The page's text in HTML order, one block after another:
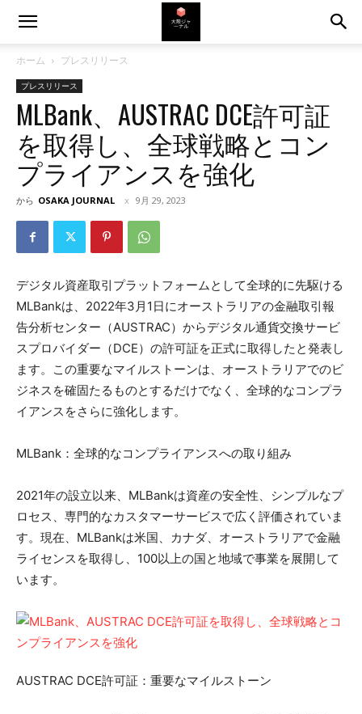
ホーム プレスリリース
プレスリリース
MLBank、AUSTRAC DCE許可証
を取得し、全球戦略とコン
プライアンスを強化
から OSAKA JOURNAL 9月 29, 2023
デジタル資産取引プラットフォームとして全球的に先駆ける
MLBankは、2022年3月1日にオーストラリアの金融取引報
告分析センター（AUSTRAC）からデジタル通貨交換サービ
スプロバイダー（DCE）の許可証を正式に取得したと発表し
ます。この重要なマイルストーンは、オーストラリアでのビ
ジネスを確固たるものとするだけでなく、全球的なコンプラ
イアンスをさらに強化します。
MLBank：全球的なコンプライアンスへの取り組み
2021年の設立以来、MLBankは資産の安全性、シンプルなプ
ロセス、専門的なカスタマーサービスで広く評価されていま
す。現在、MLBankは米国、カナダ、オーストラリアで金融
ライセンスを取得し、100以上の国と地域で事業を展開して
います。
AUSTRAC DCE許可証：重要なマイルストーン